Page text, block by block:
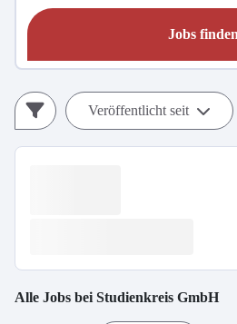
Jobs finden
Veröffentlicht seit
Alle Jobs bei Studienkreis GmbH